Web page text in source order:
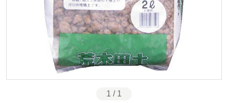
1 / 1